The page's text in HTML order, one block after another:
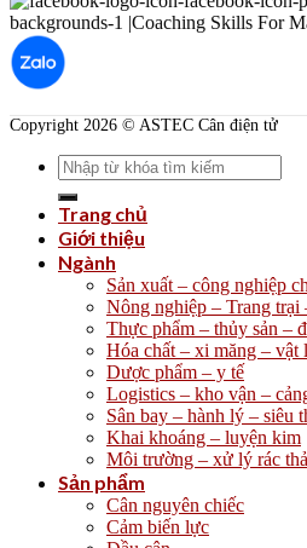
Copyright 2026 © ASTEC Cân điện tử
Search
for:
Trang chủ
Giới thiệu
Ngành
Sản xuất – công nghiệp
Nông nghiệp – Trang trại
Thực phẩm – thủy sản –
Hóa chất – xi măng – vật
Dược phẩm – y tế
Logistics – kho vận –
Sân bay – hành lý – siêu
Khai khoáng – luyện kim
Môi trường – xử lý rác
Sản phẩm
Cân nguyên chiếc
Cảm biến lực